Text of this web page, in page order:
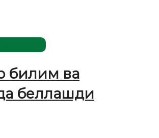
билим ва
беллашди